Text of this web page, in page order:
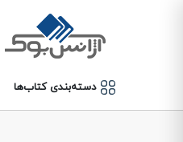
دسته‌بندی کتاب‌ها